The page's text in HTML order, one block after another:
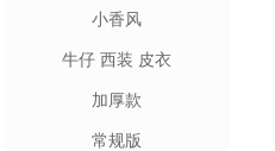
小香风
牛仔 西装 皮衣
加厚款
常规版